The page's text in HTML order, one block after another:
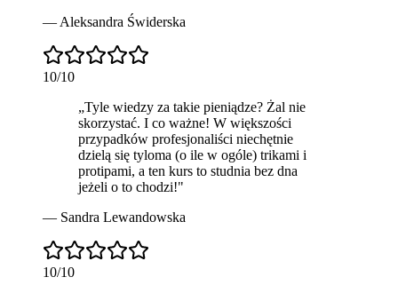
— Aleksandra Świderska
10/10
„Tyle wiedzy za takie pieniądze? Żal nie
skorzystać. I co ważne! W większości
przypadków profesjonaliści niechętnie
dzielą się tyloma (o ile w ogóle) trikami i
protipami, a ten kurs to studnia bez dna
jeżeli o to chodzi!"
— Sandra Lewandowska
10/10